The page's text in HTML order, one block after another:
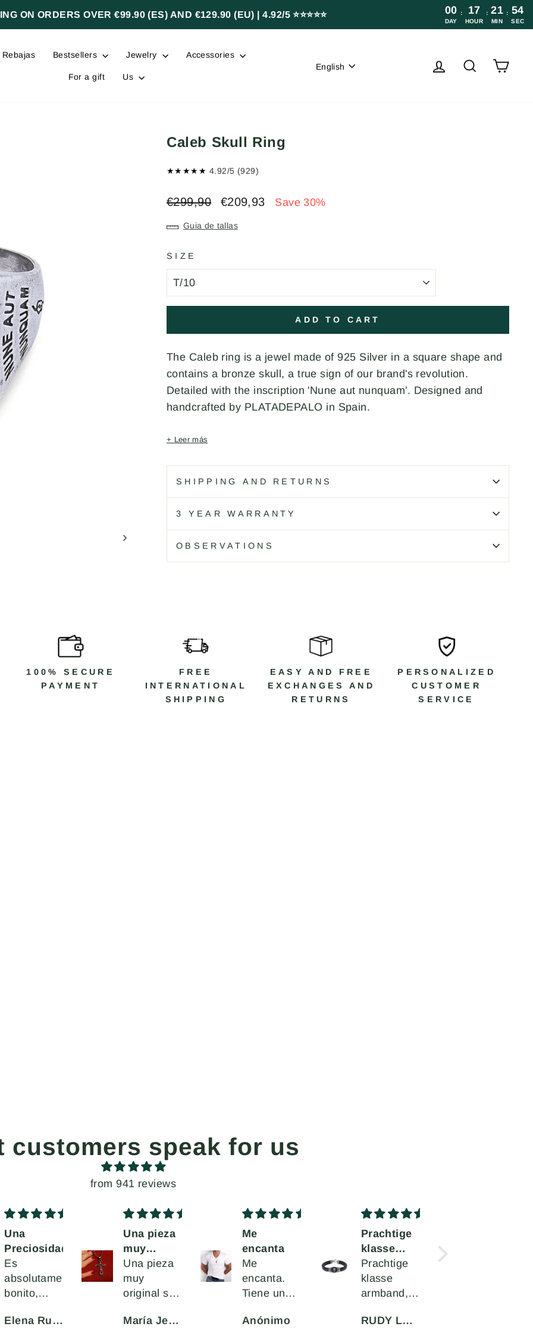
ON ORDERS OVER €99.90 (ES) AND €129.90 (EU) | 4.92/5 ⭐⭐⭐⭐⭐ 00
DAY
: 17
HOUR
: 21
MIN
: 53
SEC
Rebajas Bestsellers Jewelry Accessories
For a gift Us Language
English Log in Search Cart
Caleb Skull Ring
★★★★★ 4.92/5 (929)
Regular
€299,90
Sale
€209,93 Save 30%
Guia de tallas
SIZE
ADD TO CART
The Caleb ring is a jewel made of 925 Silver in a square shape and
contains a bronze skull, a true sign of our brand's revolution.
Detailed with the inscription 'Nune aut nunquam'. Designed and
handcrafted by PLATADEPALO in Spain.
Código: SR018X T/10
+ Leer más
SHIPPING AND RETURNS
3 YEAR WARRANTY
OBSERVATIONS
100% SECURE
PAYMENT
FREE
INTERNATIONAL
SHIPPING
EASY AND FREE
EXCHANGES AND
RETURNS
PERSONALIZED
CUSTOMER
SERVICE
customers speak for us
from 941 reviews
Una
Preciosidad
Es
absolutamente
bonito,
muy
Elena Rubio Ares
Una pieza
muy
original y
hermosa
Una pieza
muy
original se
material María Jesús García Moar
Me
encanta
Me
encanta.
Tiene un
una calidad
Anónimo
Prachtige
klasse
armband
Prachtige
klasse
armband,ik
tevreden.Supermooi!
RUDY LENAERTS